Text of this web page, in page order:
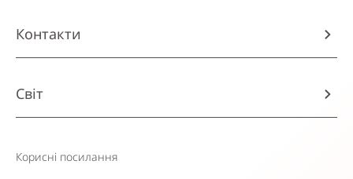
Контакти
Світ
Корисні посилання